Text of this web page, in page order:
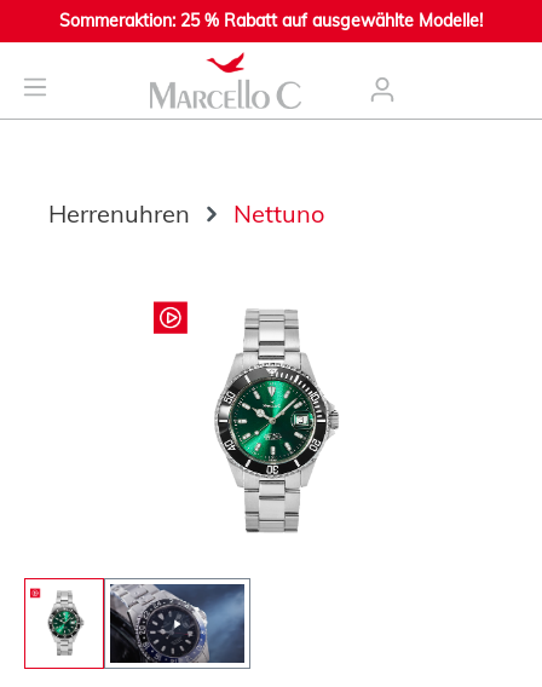
springen
Sommeraktion: 25 % Rabatt auf ausgewählte Modelle!
Herrenuhren Nettuno